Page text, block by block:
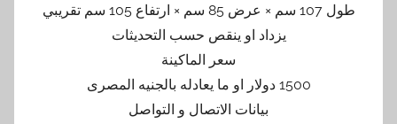
طول 107 سم × عرض 85 سم × ارتفاع 105 سم تقريبي
يزداد او ينقص حسب التحديثات
سعر الماكينة
1500 دولار او ما يعادله بالجنيه المصرى
بيانات الاتصال و التواصل